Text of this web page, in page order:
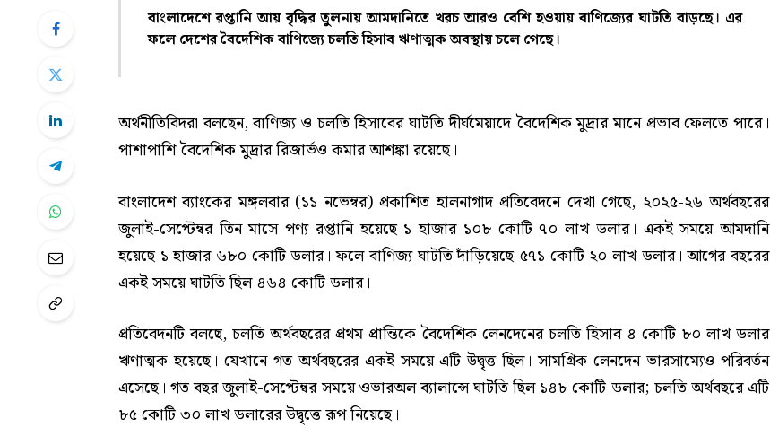
বাংলাদেশে রপ্তানি আয় বৃদ্ধির তুলনায় আমদানিতে খরচ আরও বেশি হওয়ায় বাণিজ্যের ঘাটতি বাড়ছে। এর
ফলে দেশের বৈদেশিক বাণিজ্যে চলতি হিসাব ঋণাত্মক অবস্থায় চলে গেছে।
অর্থনীতিবিদরা বলছেন, বাণিজ্য ও চলতি হিসাবের ঘাটতি দীর্ঘমেয়াদে বৈদেশিক মুদ্রার মানে প্রভাব ফেলতে পারে।
পাশাপাশি বৈদেশিক মুদ্রার রিজার্ভও কমার আশঙ্কা রয়েছে।
বাংলাদেশ ব্যাংকের মঙ্গলবার (১১ নভেম্বর) প্রকাশিত হালনাগাদ প্রতিবেদনে দেখা গেছে, ২০২৫-২৬ অর্থবছরের
জুলাই-সেপ্টেম্বর তিন মাসে পণ্য রপ্তানি হয়েছে ১ হাজার ১০৮ কোটি ৭০ লাখ ডলার। একই সময়ে আমদানি
হয়েছে ১ হাজার ৬৮০ কোটি ডলার। ফলে বাণিজ্য ঘাটতি দাঁড়িয়েছে ৫৭১ কোটি ২০ লাখ ডলার। আগের বছরের
একই সময়ে ঘাটতি ছিল ৪৬৪ কোটি ডলার।
প্রতিবেদনটি বলছে, চলতি অর্থবছরের প্রথম প্রান্তিকে বৈদেশিক লেনদেনের চলতি হিসাব ৪ কোটি ৮০ লাখ ডলার
ঋণাত্মক হয়েছে। যেখানে গত অর্থবছরের একই সময়ে এটি উদ্বৃত্ত ছিল। সামগ্রিক লেনদেন ভারসাম্যেও পরিবর্তন
এসেছে। গত বছর জুলাই-সেপ্টেম্বর সময়ে ওভারঅল ব্যালান্সে ঘাটতি ছিল ১৪৮ কোটি ডলার; চলতি অর্থবছরে এটি
৮৫ কোটি ৩০ লাখ ডলারের উদ্বৃত্তে রূপ নিয়েছে।